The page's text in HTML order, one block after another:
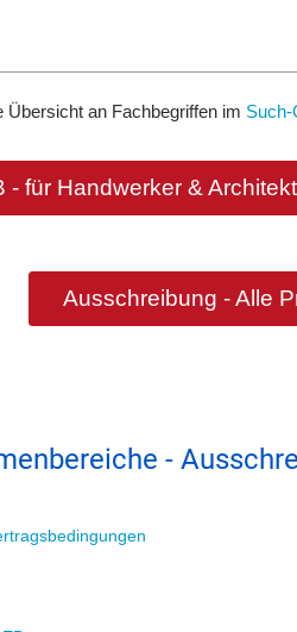
Übersicht an Fachbegriffen im Such-
- für Handwerker &
Ausschreibung - Alle
-